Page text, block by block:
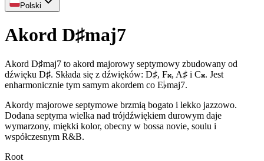
Polski
Akord D♯maj7
Akord D♯maj7 to akord majorowy septymowy zbudowany od
dźwięku D♯. Składa się z dźwięków: D♯, F𝄪, A♯ i C𝄪. Jest
enharmonicznie tym samym akordem co E♭maj7.
Akordy majorowe septymowe brzmią bogato i lekko jazzowo.
Dodana septyma wielka nad trójdźwiękiem durowym daje
wymarzony, miękki kolor, obecny w bossa novie, soulu i
współczesnym R&B.
Root